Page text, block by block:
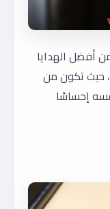
أفضل الهدايا
حيث تكون من
إحساسًا